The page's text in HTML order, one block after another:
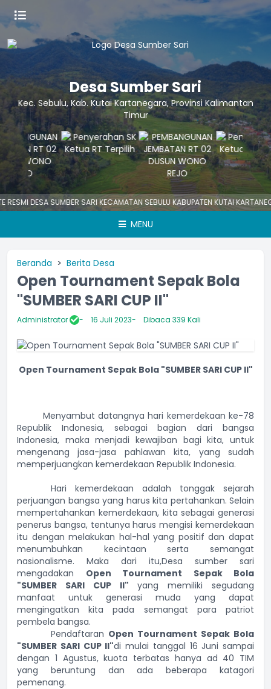
Desa Sumber Sari
Kec. Sebulu, Kab. Kutai Kartanegara, Provinsi Kalimantan
Timur
DESA SUMBER SARI KECAMATAN SEBULU KABUPATEN KUTAI
MENU
Beranda Berita Desa
Open Tournament Sepak Bola
"SUMBER SARI CUP II"
Administrator 16 Juli 2023 Dibaca 339 Kali
Open Tournament Sepak Bola "SUMBER SARI CUP II"
Menyambut datangnya hari kemerdekaan ke-78
Republik Indonesia, sebagai bagian dari bangsa
Indonesia, maka menjadi kewajiban bagi kita, untuk
mengenang jasa-jasa pahlawan kita, yang sudah
memperjuangkan kemerdekaan Republik Indonesia.
Hari kemerdekaan adalah tonggak sejarah
perjuangan bangsa yang harus kita pertahankan. Selain
mempertahankan kemerdekaan, kita sebagai generasi
penerus bangsa, tentunya harus mengisi kemerdekaan
itu dengan melakukan hal-hal yang positif dan dapat
menumbuhkan kecintaan serta semangat
nasionalisme. Maka dari itu,Desa sumber sari
mengadakan Open Tournament Sepak Bola
"SUMBER SARI CUP II" yang memiliki segudang
manfaat untuk generasi muda yang dapat
mengingatkan kita pada semangat para patriot
pembela bangsa.
Pendaftaran Open Tournament Sepak Bola
"SUMBER SARI CUP II"di mulai tanggal 16 Juni sampai
dengan 1 Agustus, kuota terbatas hanya ad 40 TIM
yang beruntung dan ada beberapa katagori
pemenang.